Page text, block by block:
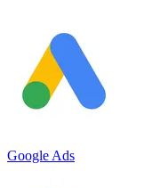
Google Ads